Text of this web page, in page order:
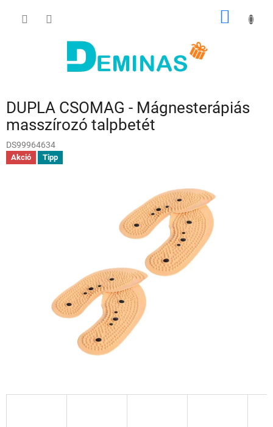
KOSÁR
DUPLA CSOMAG - Mágnesterápiás
masszírozó talpbetét
DS99964634
Akció Tipp